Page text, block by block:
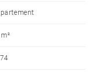
à l’année dans la